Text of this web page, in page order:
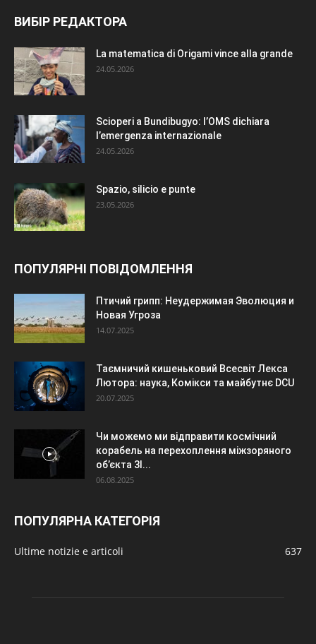
ВИБІР РЕДАКТОРА
La matematica di Origami vince alla grande
24.05.2026
Scioperi a Bundibugyo: l’OMS dichiara
l’emergenza internazionale
24.05.2026
Spazio, silicio e punte
23.05.2026
ПОПУЛЯРНІ ПОВІДОМЛЕННЯ
Птичий грипп: Неудержимая Эволюция и
Новая Угроза
14.07.2025
Таємничий кишеньковий Всесвіт Лекса
Лютора: наука, Комікси та майбутнє DCU
20.07.2025
Чи можемо ми відправити космічний
корабель на перехоплення міжзоряного
об’єкта 3I...
06.08.2025
ПОПУЛЯРНА КАТЕГОРІЯ
Ultime notizie e articoli 637